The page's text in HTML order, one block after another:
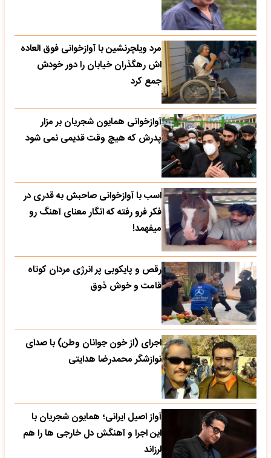
مرد ویلچرنشین با آوازخوانی فوق العاده
اش رهگذران خیابان را دور خودش
جمع کرد
آوازخوانی همایون شجریان بر مزار
پدرش که هیچ وقت قدیمی نمی شود
اسب با آوازخوانی صاحبش به قدری در
فکر فرو رفته که انگار معنای آهنگ رو
میفهمد!
رقص و پایکوبی پر انرژی مردان کوتاه
قامت و خوش ذوق
اجرای (از خون جوانان وطن) با صدای
نوازشگر محمدرضا هدایتی
آواز اصیل ایرانی؛ همایون شجریان با
این اجرا و آهنگش دل خارجی ها را هم
لرزاند